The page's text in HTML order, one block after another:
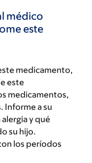
médico
este
medicamento,
este
medicamentos,
Informe a su
y qué
su hijo.
los períodos